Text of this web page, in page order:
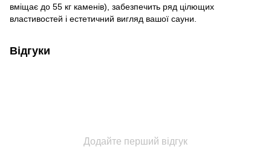
вміщає до 55 кг каменів), забезпечить ряд цілющих
властивостей і естетичний вигляд вашої сауни.
Відгуки
Додайте перший відгук